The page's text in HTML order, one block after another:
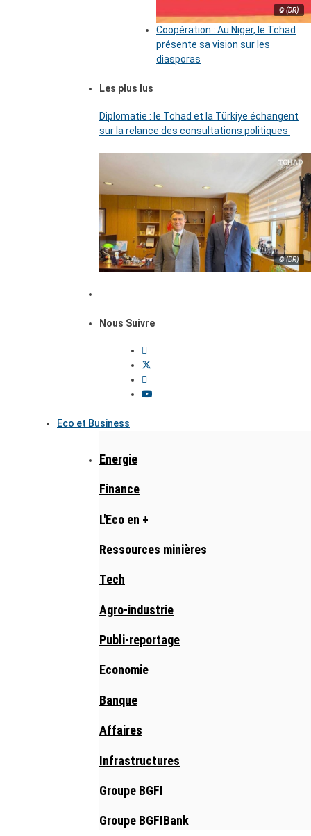
© (DR)
Coopération : Au Niger, le Tchad
présente sa vision sur les
diasporas
Les plus lus
Diplomatie : le Tchad et la Türkiye échangent
sur la relance des consultations politiques
© (DR)
Nous Suivre
Eco et Business
Energie
Finance
L'Eco en +
Ressources minières
Tech
Agro-industrie
Publi-reportage
Economie
Banque
Affaires
Infrastructures
Groupe BGFI
Groupe BGFIBank